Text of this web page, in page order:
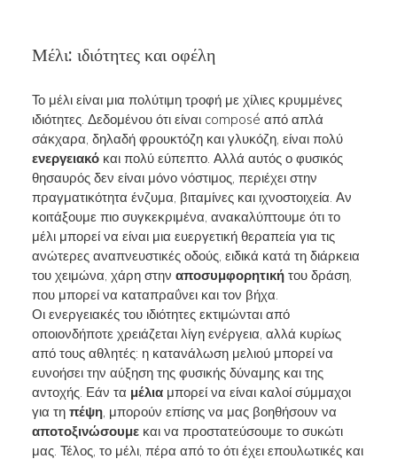
Μέλι: ιδιότητες και οφέλη
Το μέλι είναι μια πολύτιμη τροφή με χίλιες κρυμμένες
ιδιότητες. Δεδομένου ότι είναι composé από απλά
σάκχαρα, δηλαδή φρουκτόζη και γλυκόζη, είναι πολύ
ενεργειακόκαι πολύ εύπεπτο. Αλλά αυτός ο φυσικός
θησαυρός δεν είναι μόνο νόστιμος, περιέχει στην
πραγματικότητα ένζυμα, βιταμίνες και ιχνοστοιχεία. Αν
κοιτάξουμε πιο συγκεκριμένα, ανακαλύπτουμε ότι το
μέλι μπορεί να είναι μια ευεργετική θεραπεία για τις
ανώτερες αναπνευστικές οδούς, ειδικά κατά τη διάρκεια
του χειμώνα, χάρη στην αποσυμφορητικήτου δράση,
που μπορεί να καταπραΰνει και τον βήχα.
Οι ενεργειακές του ιδιότητες εκτιμώνται από
οποιονδήποτε χρειάζεται λίγη ενέργεια, αλλά κυρίως
από τους αθλητές: η κατανάλωση μελιού μπορεί να
ευνοήσει την αύξηση της φυσικής δύναμης και της
αντοχής. Εάν τα μέλιαμπορεί να είναι καλοί σύμμαχοι
για τη πέψη, μπορούν επίσης να μας βοηθήσουν να
αποτοξινώσουμεκαι να προστατεύσουμε το συκώτι
μας. Τέλος, το μέλι, πέρα από το ότι έχει επουλωτικές και